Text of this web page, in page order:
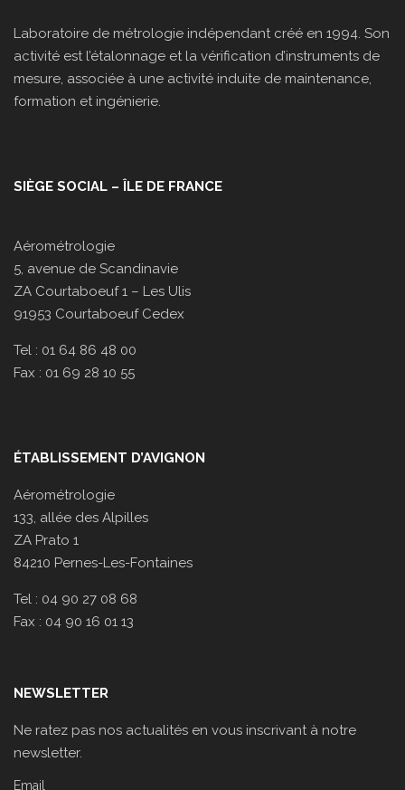
Laboratoire de métrologie indépendant créé en 1994. Son
activité est l’étalonnage et la vérification d’instruments de
mesure, associée à une activité induite de maintenance,
formation et ingénierie.
SIÈGE SOCIAL – ÎLE DE FRANCE
Aérométrologie
5, avenue de Scandinavie
ZA Courtaboeuf 1 – Les Ulis
91953 Courtaboeuf Cedex
Tel : 01 64 86 48 00
Fax : 01 69 28 10 55
ÉTABLISSEMENT D’AVIGNON
Aérométrologie
133, allée des Alpilles
ZA Prato 1
84210 Pernes-Les-Fontaines
Tel : 04 90 27 08 68
Fax : 04 90 16 01 13
NEWSLETTER
Ne ratez pas nos actualités en vous inscrivant à notre
newsletter.
Email